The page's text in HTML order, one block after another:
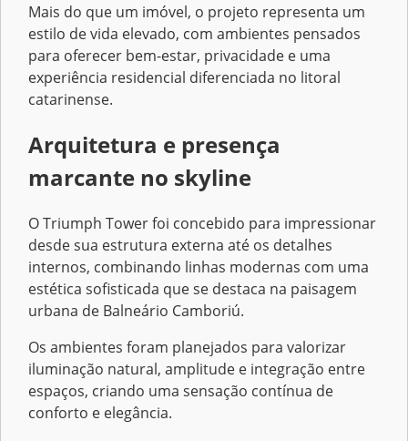
Mais do que um imóvel, o projeto representa um
estilo de vida elevado, com ambientes pensados
para oferecer bem-estar, privacidade e uma
experiência residencial diferenciada no litoral
catarinense.
Arquitetura e presença
marcante no skyline
O Triumph Tower foi concebido para impressionar
desde sua estrutura externa até os detalhes
internos, combinando linhas modernas com uma
estética sofisticada que se destaca na paisagem
urbana de Balneário Camboriú.
Os ambientes foram planejados para valorizar
iluminação natural, amplitude e integração entre
espaços, criando uma sensação contínua de
conforto e elegância.